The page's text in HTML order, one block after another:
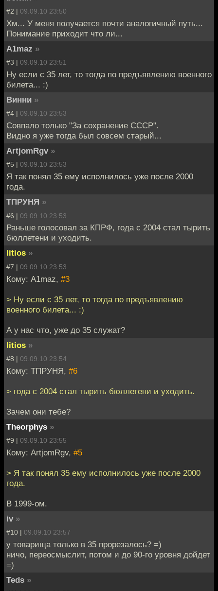
#2 | 09.09.10 23:50
Хм... У меня получается почти аналогичный путь...
Понимание приходит что ли...
A1maz »
#3 | 09.09.10 23:51
Ну если с 35 лет, то тогда по предъявлению военного
билета... :)
Винни »
#4 | 09.09.10 23:53
Совпало только "За сохранение СССР".
Видно я уже тогда был совсем старый...
ArtjomRgv »
#5 | 09.09.10 23:53
Я так понял 35 ему исполнилось уже после 2000
года.
ТПРУНЯ »
#6 | 09.09.10 23:53
Раньше голосовал за КПРФ, года с 2004 стал тырить
бюллетени и уходить.
litios »
#7 | 09.09.10 23:53
Кому: A1maz, #3
> Ну если с 35 лет, то тогда по предъявлению
военного билета... :)
А у нас что, уже до 35 служат?
litios »
#8 | 09.09.10 23:54
Кому: ТПРУНЯ, #6
> года с 2004 стал тырить бюллетени и уходить.
Зачем они тебе?
Theorphys »
#9 | 09.09.10 23:55
Кому: ArtjomRgv, #5
> Я так понял 35 ему исполнилось уже после 2000
года.
В 1999-ом.
iv »
#10 | 09.09.10 23:57
у товарища только в 35 прорезалось? =)
ничо, переосмыслит, потом и до 90-го уровня дойдет
=)
Teds »